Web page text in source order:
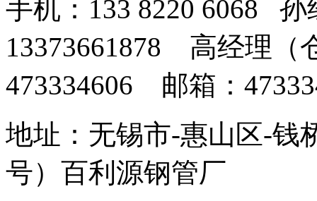
手机：133 8220 6068
13373661878 高经理（
473334606 邮箱：
地址：无锡市-惠山区-钱
号）百利源钢管厂